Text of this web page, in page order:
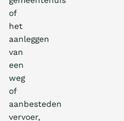
of
het
aanleggen
van
een
weg
of
aanbesteden
vervoer,